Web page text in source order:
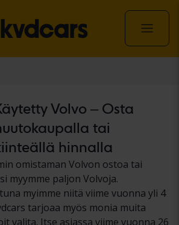
Volvo – Osta
tai
hinnalla
omistaman Volvon ostoa tai
myymme paljon Volvoja.
myimme niitä viime vuonna yli 4
tarjoaa myös monia muita
valita. Itse asiassa viime vuonna 26